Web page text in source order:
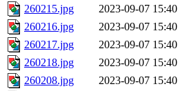
260215.jpg
2023-09-07 15:40
260216.jpg
2023-09-07 15:40
260217.jpg
2023-09-07 15:40
260218.jpg
2023-09-07 15:40
260208.jpg
2023-09-07 15:40